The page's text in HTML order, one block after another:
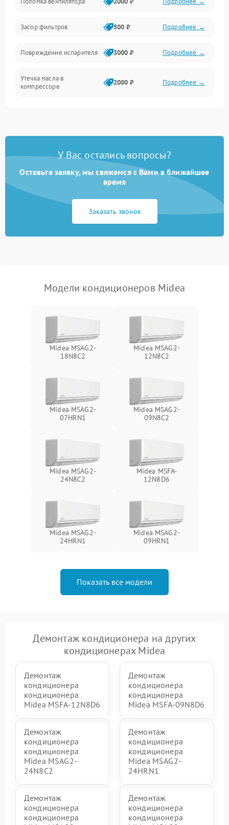
Засор фильтров 500 ₽ Подробнее →
Повреждение испарителя 3000 ₽ Подробнее →
Утечка масла в
компрессоре
2000 ₽ Подробнее →
четырехходового клапана
Подробнее →
вентилятора
1500 ₽ Подробнее →
1000 ₽ Подробнее →
У Вас остались вопросы?
Оставьте заявку, мы свяжемся с Вами в ближайшее
время
Заказать звонок
Модели кондиционеров Midea
Midea MSAG2-
18N8C2
Midea MSAG2-
12N8C2
Midea MSAG2-
07HRN1
Midea MSAG2-
09N8C2
Midea MSAG2-
24N8C2
Midea MSFA-
12N8D6
Midea MSAG2-
24HRN1
Midea MSAG2-
09HRN1
Показать все модели
Демонтаж кондиционера на других
кондиционерах Midea
Демонтаж
кондиционера
кондиционера
Midea MSFA-12N8D6
Демонтаж
кондиционера
кондиционера
Midea MSFA-09N8D6
Демонтаж
кондиционера
кондиционера
Midea MSAG2-
24N8C2
Демонтаж
кондиционера
кондиционера
Midea MSAG2-
24HRN1
Демонтаж
кондиционера
кондиционера
Демонтаж
кондиционера
кондиционера